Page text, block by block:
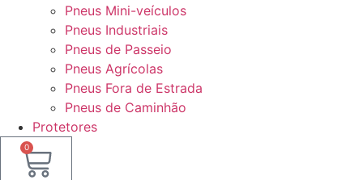
Pneus Mini-veículos
Pneus Industriais
Pneus de Passeio
Pneus Agrícolas
Pneus Fora de Estrada
Pneus de Caminhão
Protetores
0